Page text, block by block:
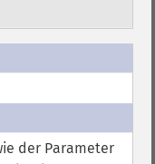
der Parameter